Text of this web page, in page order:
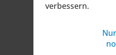
verbessern.